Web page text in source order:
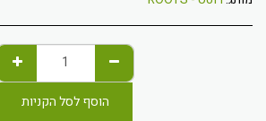
הוסף לסל הקניות